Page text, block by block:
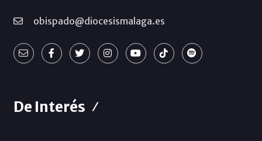
obispado@diocesismalaga.es
De Interés